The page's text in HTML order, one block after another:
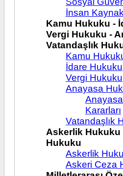
İnsan
Kamu Hukuku -
Vergi Hukuku -
Vatandaşlık
Kamu
İdare Hukuku
Vergi Hukuku
Anayasa
Kararları
Vatandaşlık
Askerlik Hukuku
Hukuku
Askerlik
Askeri Ceza